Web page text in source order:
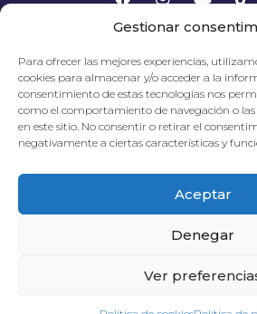
Gestionar
Para ofrecer las mejores experiencias,
cookies para almacenar y/o acceder a la
consentimiento de estas tecnologías nos
como el comportamiento de navegación o
en este sitio. No consentir o retirar el
negativamente a ciertas características y
Aceptar
Denegar
Ver
Aluminio Compuesto
Fachadas
Paneles Fenólicos
Techos
Sobre Nosotros
Proyectos
Blog
Aceptamos pagos con